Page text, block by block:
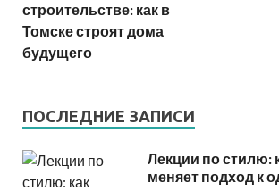
строительстве: как в
Томске строят дома
будущего
ПОСЛЕДНИЕ ЗАПИСИ
Лекции по стилю:
меняет подход к